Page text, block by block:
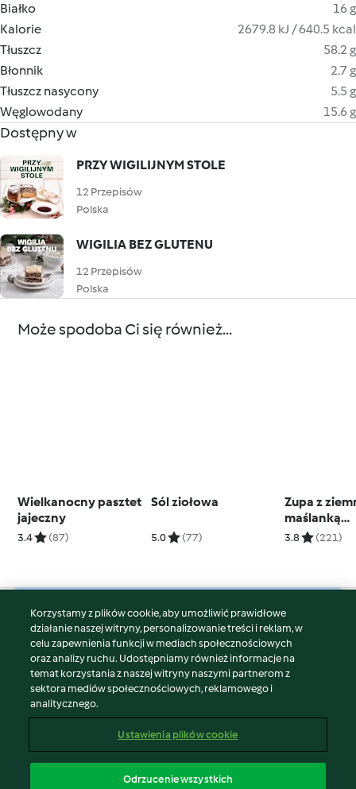
Białko
16 g
Kalorie
2679.8 kJ / 640.5 kcal
Tłuszcz
58.2 g
Błonnik
2.7 g
Tłuszcz nasycony
5.5 g
Węglowodany
15.6 g
Dostępny w
PRZY WIGILIJNYM STOLE
12 Przepisów
Polska
WIGILIA BEZ GLUTENU
12 Przepisów
Polska
Może spodoba Ci się również...
Wielkanocny pasztet
jajeczny
3.4 (87)
Sól ziołowa
5.0 (77)
Zupa z
maślanką
3.8 (221)
© Copyright 2026
Warunki korzystania
Polityka prywatności
Disclaimer
Znak wydawcy
Zgłoś treść
Korzystamy z plików cookie, aby umożliwić prawidłowe
działanie naszej witryny, personalizowanie treści i reklam, w
celu zapewnienia funkcji w mediach społecznościowych
oraz analizy ruchu. Udostępniamy również informacje na
temat korzystania z naszej witryny naszymi partnerom z
sektora mediów społecznościowych, reklamowego i
analitycznego.
Ustawienia plików cookie
Odrzucenie wszystkich